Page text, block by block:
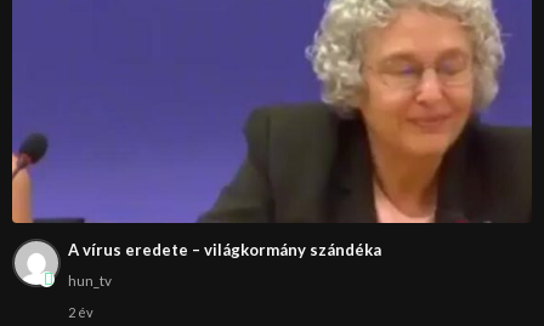
A vírus eredete – világkormány szándéka
hun_tv
2 év